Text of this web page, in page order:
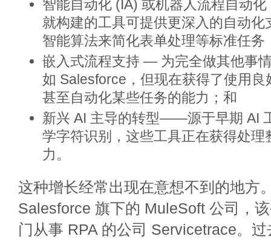
智能自动化 (IA) 或机器人流程自动
就构建的工具可提供更深入的自动化
智能算法来简化表单处理等标准任务
嵌入式流程支持 — 为完全做其他事
如 Salesforce，但现在获得了使用良
甚至自动化某些任务的能力；和
新兴 AI 主导的转型——源于早期 AI
学字符识别，这些工具正在获得处理
力。
这种增长经常出现在意想不到的地方
Salesforce 旗下的 MuleSoft 公司，
门从事 RPA 的公司 Servicetrace。